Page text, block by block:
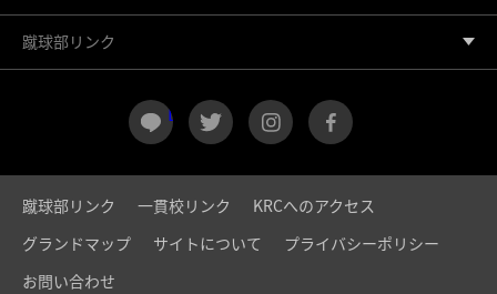
LINE twitter instagram
蹴球部リンク
蹴球部リンク 一貫校リンク
KRCへのアクセス
グランドマップ
サイトについて
プライバシーポリシー
お問い合わせ